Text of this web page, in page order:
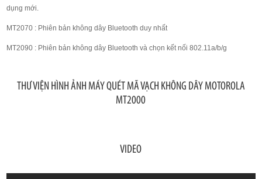
dụng mới.
MT2070 : Phiên bản không dây Bluetooth duy nhất
MT2090 : Phiên bản không dây Bluetooth và chọn kết nối 802.11a/b/g
THƯ VIỆN HÌNH ẢNH MÁY QUÉT MÃ VẠCH KHÔNG DÂY MOTOROLA
MT2000
VIDEO